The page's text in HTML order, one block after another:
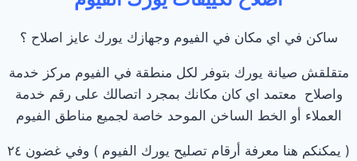
ساكن في اي مكان في الفيوم وجهازك يورك عايز اصلاح ؟
متقلقش صيانة يورك بتوفر لكل منطقة في الفيوم مركز خدمة
واصلاح معتمد اي كان مكانك بمجرد اتصالك على رقم خدمة
العملاء أو الخط الساخن الموحد خاصة لجميع مناطق الفيوم
( يمكنكم هنا معرفة أرقام تصليح يورك الفيوم ) وفي غضون ٢٤